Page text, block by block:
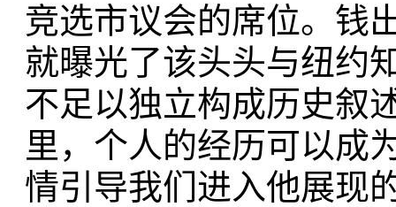
竞选市议会的席位。钱
就曝光了该头头与纽约
不足以独立构成历史叙
里，个人的经历可以成
情引导我们进入他展现